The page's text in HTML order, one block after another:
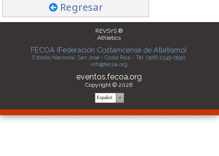
Regresar
REVSYS ®
Athletics
FECOA (Federación Costarricense de Atletismo)
Estadio Nacional, San José - Costa Rica - Tel. (506) 2549-0950
info@fecoa.org
eventos.fecoa.org
Copyright © 2026